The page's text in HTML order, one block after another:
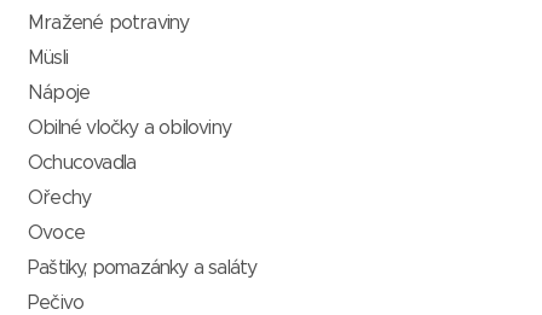
Mražené potraviny
Müsli
Nápoje
Obilné vločky a obiloviny
Ochucovadla
Ořechy
Ovoce
Paštiky, pomazánky a saláty
Pečivo